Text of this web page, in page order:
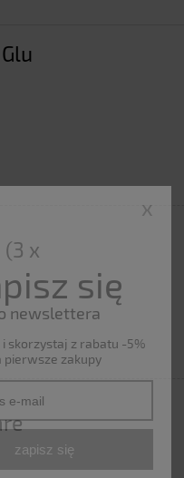
x
x
się
newslettera
i skorzystaj z rabatu -5%
pierwsze zakupy
zapisz się